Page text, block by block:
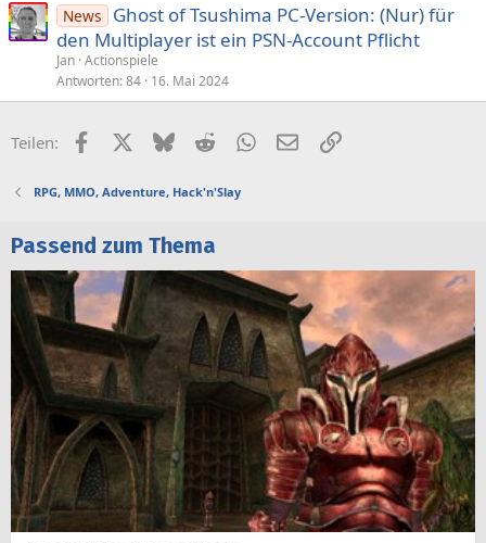
News
Ghost of Tsushima PC-Version: (Nur) für
den Multiplayer ist ein PSN-Account Pflicht
Jan Actionspiele
Antworten 84 16. Mai 2024
Teilen: FacebookX (Twitter)
BlueskyRedditWhatsApp
E-MailLink
RPG, MMO, Adventure, Hack'n'Slay
Passend zum Thema